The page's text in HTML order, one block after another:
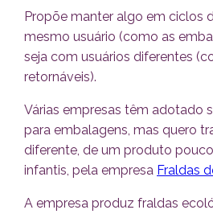
Propõe manter algo em ciclos
mesmo usuário (como as
seja com usuários diferentes
retornáveis).
Várias empresas têm adotado
para embalagens, mas quero
diferente, de um produto
infantis, pela empresa Fraldas
A empresa produz fraldas